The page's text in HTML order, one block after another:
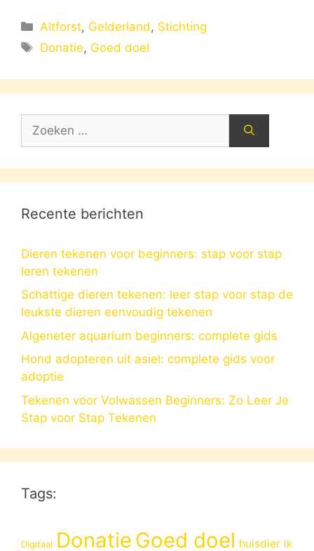
Categorieën
Altforst, Gelderland , Stichting
Tags
Donatie, Goed doel
naar:
Recente berichten
Dieren tekenen voor beginners: stap voor stap
leren tekenen
Schattige dieren tekenen: leer stap voor stap de
leukste dieren eenvoudig tekenen
Algeneter aquarium beginners: complete gids
Hond adopteren uit asiel: complete gids voor
adoptie
Tekenen voor Volwassen Beginners: Zo Leer Je
Stap voor Stap Tekenen
Tags:
Digitaal Donatie Goed doel huisdier ik